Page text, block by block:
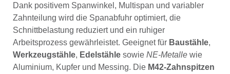
Dank positivem Spanwinkel, Multispan und variabler
Zahnteilung wird die Spanabfuhr optimiert, die
Schnittbelastung reduziert und ein ruhiger
Arbeitsprozess gewährleistet. Geeignet für Baustähle,
Werkzeugstähle, Edelstähle sowie NE-Metalle wie
Aluminium, Kupfer und Messing. Die M42-Zahnspitzen